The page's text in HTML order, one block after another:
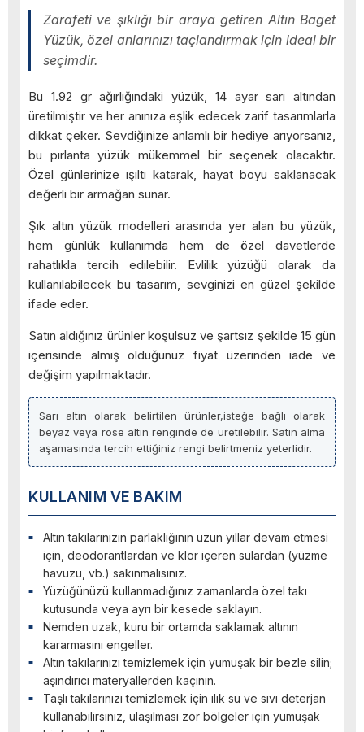
Zarafeti ve şıklığı bir araya getiren Altın Baget
Yüzük, özel anlarınızı taçlandırmak için ideal bir
seçimdir.
Bu 1.92 gr ağırlığındaki yüzük, 14 ayar sarı altından
üretilmiştir ve her anınıza eşlik edecek zarif tasarımlarla
dikkat çeker. Sevdiğinize anlamlı bir hediye arıyorsanız,
bu pırlanta yüzük mükemmel bir seçenek olacaktır.
Özel günlerinize ışıltı katarak, hayat boyu saklanacak
değerli bir armağan sunar.
Şık altın yüzük modelleri arasında yer alan bu yüzük,
hem günlük kullanımda hem de özel davetlerde
rahatlıkla tercih edilebilir. Evlilik yüzüğü olarak da
kullanılabilecek bu tasarım, sevginizi en güzel şekilde
ifade eder.
Satın aldığınız ürünler koşulsuz ve şartsız şekilde 15 gün
içerisinde almış olduğunuz fiyat üzerinden iade ve
değişim yapılmaktadır.
Sarı altın olarak belirtilen ürünler,isteğe bağlı olarak
beyaz veya rose altın renginde de üretilebilir. Satın alma
aşamasında tercih ettiğiniz rengi belirtmeniz yeterlidir.
KULLANIM VE BAKIM
Altın takılarınızın parlaklığının uzun yıllar devam etmesi
için, deodorantlardan ve klor içeren sulardan (yüzme
havuzu, vb.) sakınmalısınız.
Yüzüğünüzü kullanmadığınız zamanlarda özel takı
kutusunda veya ayrı bir kesede saklayın.
Nemden uzak, kuru bir ortamda saklamak altının
kararmasını engeller.
Altın takılarınızı temizlemek için yumuşak bir bezle silin;
aşındırıcı materyallerden kaçının.
Taşlı takılarınızı temizlemek için ılık su ve sıvı deterjan
kullanabilirsiniz, ulaşılması zor bölgeler için yumuşak